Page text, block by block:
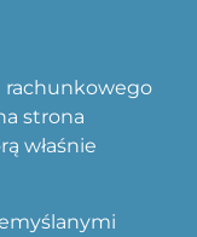
rachunkowego
strona
właśnie